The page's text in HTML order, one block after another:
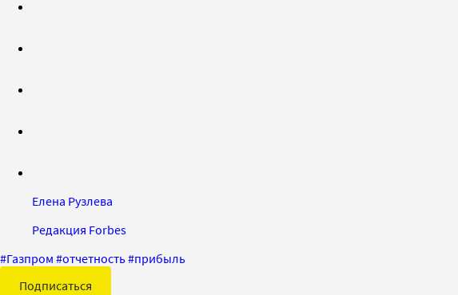
Елена Рузлева
Редакция Forbes
#Газпром #отчетность#прибыль
Подписаться